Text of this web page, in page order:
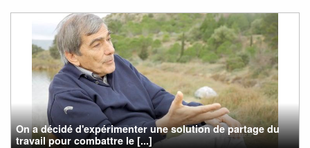
On a décidé d'expérimenter une solution de partage du
travail pour combattre le [...]